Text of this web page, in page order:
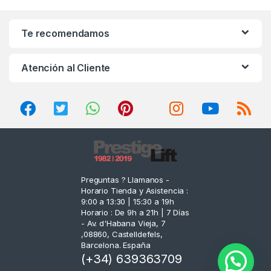
Te recomendamos
Atención al Cliente
Preguntas ? Llamanos -
Horario Tienda y Asistencia :
9:00 a 13:30 | 15:30 a 19h
Horario : De 9h a 21h | 7 Días
- Av. d'Habana Vieja, 7
,08860, Castelldefels,
Barcelona. España
(+34) 639363709